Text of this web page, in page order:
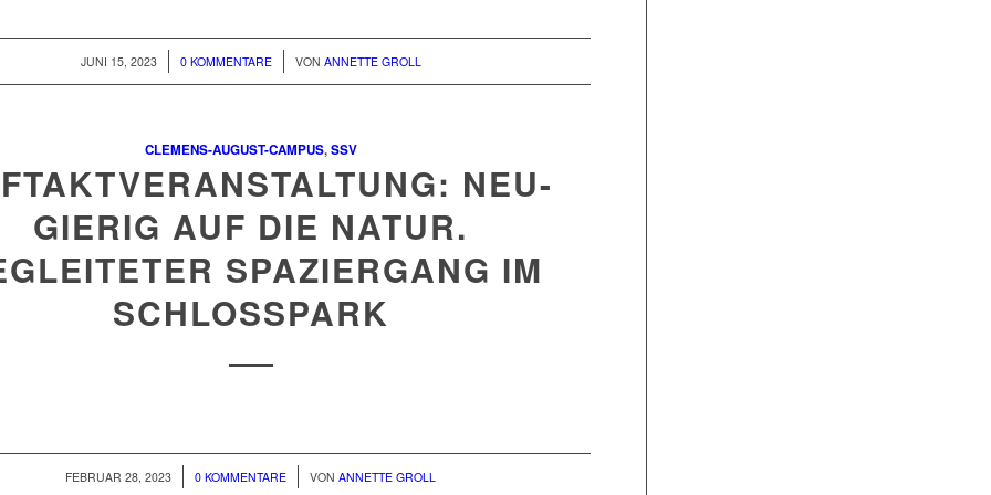
JUNI 15, 2023
/ 0 KOMMENTARE
/ VON ANNETTE GROLL
CLEMENS-AUGUST-CAMPUS,SSV
NEU-
GIERIG AUF DIE NATUR.
SPAZIERGANG IM
SCHLOSSPARK
FEBRUAR 28, 2023
/ 0 KOMMENTARE
/ VONANNETTE GROLL